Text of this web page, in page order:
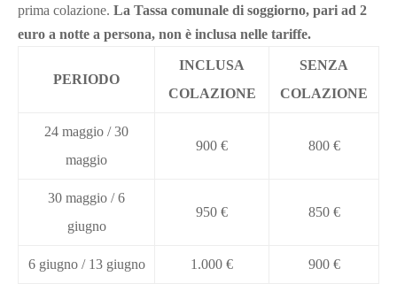
prima colazione. La Tassa comunale di soggiorno, pari ad 2
euro a notte a persona, non è inclusa nelle tariffe.
PERIODO
INCLUSA
COLAZIONE
SENZA
COLAZIONE
24 maggio / 30
maggio
900 € 800 €
30 maggio / 6
giugno
950 € 850 €
6 giugno / 13 giugno 1.000 € 900 €